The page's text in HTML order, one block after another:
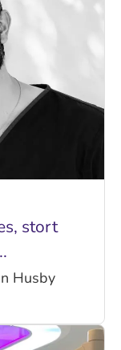
stort
Husby